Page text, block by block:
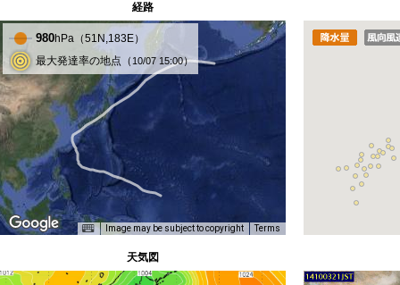
経路
Image may be subject to copyright Terms
980hPa（51 N,183 E）
最大発達率の地点（ 10/07 15:00）
天気図